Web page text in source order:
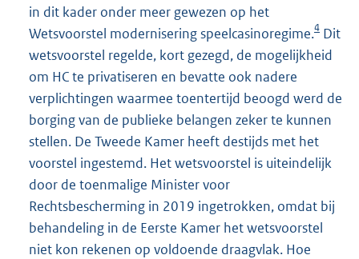
in dit kader onder meer gewezen op het
Wetsvoorstel modernisering speelcasinoregime.4 Dit
wetsvoorstel regelde, kort gezegd, de mogelijkheid
om HC te privatiseren en bevatte ook nadere
verplichtingen waarmee toentertijd beoogd werd de
borging van de publieke belangen zeker te kunnen
stellen. De Tweede Kamer heeft destijds met het
voorstel ingestemd. Het wetsvoorstel is uiteindelijk
door de toenmalige Minister voor
Rechtsbescherming in 2019 ingetrokken, omdat bij
behandeling in de Eerste Kamer het wetsvoorstel
niet kon rekenen op voldoende draagvlak. Hoe